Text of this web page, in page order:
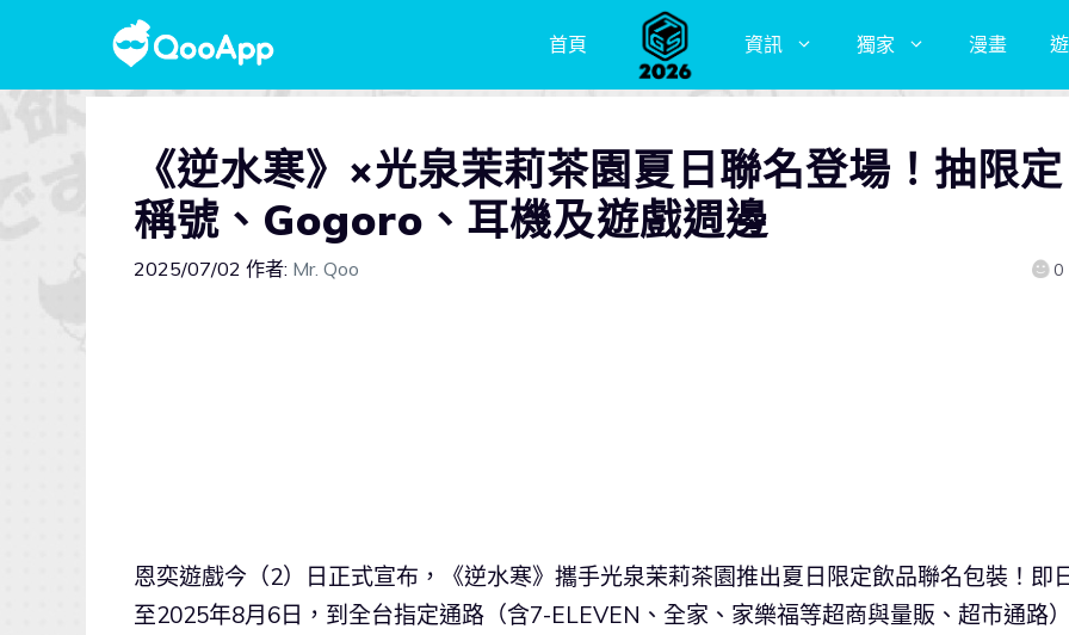
首頁 資訊 獨家 漫畫
《逆水寒》×光泉茉莉茶園夏日聯名登場！抽限定
稱號、Gogoro、耳機及遊戲週邊
2025/07/02 作者: Mr. Qoo 0
恩奕遊戲今（2）日正式宣布，《逆水寒》攜手光泉茉莉茶園推出夏日限定飲品聯名包裝！即
至2025年8月6日，到全台指定通路（含7-ELEVEN、全家、家樂福等超商與量販、超市通路